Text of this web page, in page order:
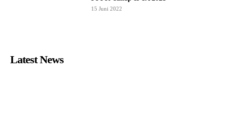
15 Juni 2022
Latest News